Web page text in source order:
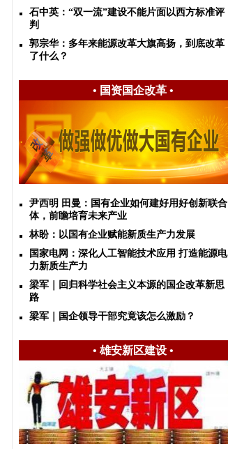
石中英：“双一流”建设不能片面以西方标准评
判
郭宗华：多年来能源改革大旗高扬，到底改革
了什么？
• 国资国企改革•
尹西明 田曼：国有企业如何建好用好创新联合
体，前瞻培育未来产业
林盼：以国有企业赋能新质生产力发展
国家电网：深化人工智能技术应用 打造能源电
力新质生产力
梁军｜回归科学社会主义本源的国企改革新思
路
梁军｜国企领导干部究竟该怎么激励？
• 雄安新区建设•